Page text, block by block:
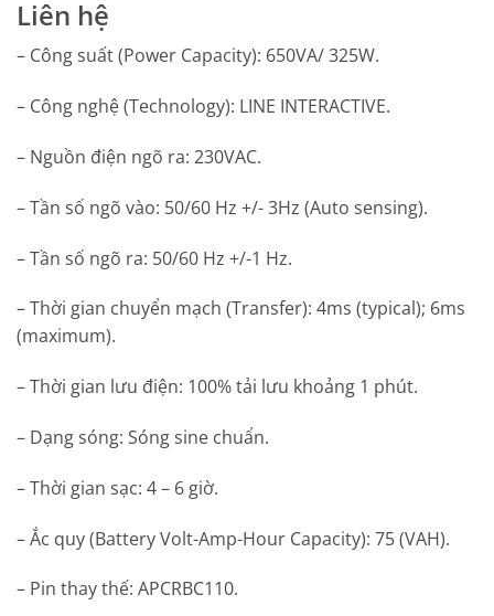
Liên hệ
– Công suất (Power Capacity): 650VA/ 325W.
– Công nghệ (Technology): LINE INTERACTIVE.
– Nguồn điện ngõ ra: 230VAC.
– Tần số ngõ vào: 50/60 Hz +/- 3Hz (Auto sensing).
– Tần số ngõ ra: 50/60 Hz +/-1 Hz.
– Thời gian chuyển mạch (Transfer): 4ms (typical); 6ms
(maximum).
– Thời gian lưu điện: 100% tải lưu khoảng 1 phút.
– Dạng sóng: Sóng sine chuẩn.
– Thời gian sạc: 4 – 6 giờ.
– Ắc quy (Battery Volt-Amp-Hour Capacity): 75 (VAH).
– Pin thay thế: APCRBC110.